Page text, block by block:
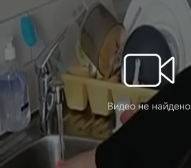
Видео не найдено